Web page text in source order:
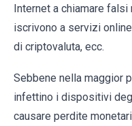
Internet a chiamare
iscrivono a servizi
di criptovaluta, ecc.
Sebbene nella maggior
infettino i dispositivi
causare perdite